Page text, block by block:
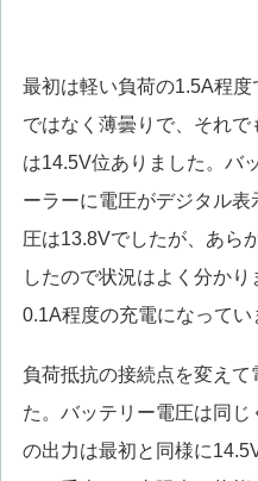
最初は軽い負荷の1.5A程
ではなく薄曇りで、それ
は14.5V位ありました。バ
ーラーに電圧がデジタル
圧は13.8Vでしたが、あら
したので状況はよく分か
0.1A程度の充電になってい
負荷抵抗の接続点を変え
た。バッテリー電圧は同
の出力は最初と同様に